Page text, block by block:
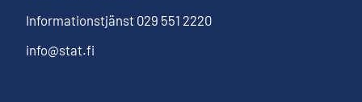
Informationstjänst 029 551 2220
info@stat.fi